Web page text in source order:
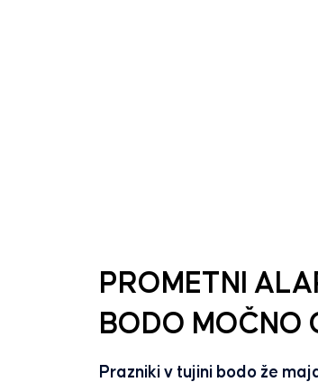
PROMETNI
BODO MOČNO
Prazniki v tujini bodo že